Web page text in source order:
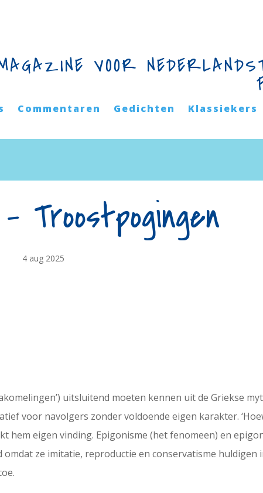
VOOR
Commentaren Gedichten Klassiekers
Troostpogingen
4 aug 2025
uitsluitend moeten kennen uit de Griekse
voor navolgers zonder voldoende eigen karakter.
hem eigen vinding. Epigonisme (het fenomeen) en
ze imitatie, reproductie en conservatisme huldigen